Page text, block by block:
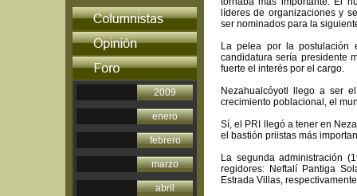
2009
enero
febrero
marzo
abril
líderes de organizaciones y
ser nominados para la
La pelea por la postulación
candidatura sería presidente
fuerte el interés por el cargo.
Nezahualcóyotl llego a ser
crecimiento poblacional, el
Sí, el PRI llegó a tener en
el bastión priistas más
La segunda administración
regidores: Neftalí Pantiga
Estrada Villas,